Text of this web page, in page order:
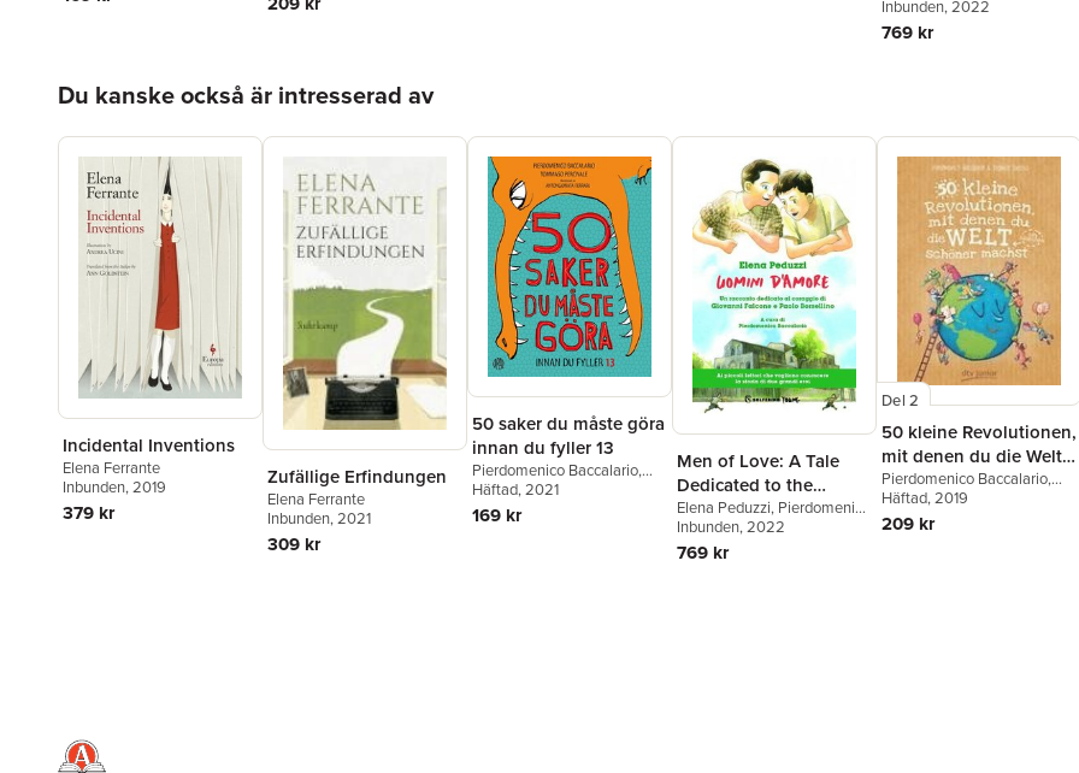
Falcone and Paolo
Borsellino (Italienska)
Baccalario
Inbunden, 2022
769 kr
Du kanske också är intresserad av
Incidental Inventions
Elena Ferrante
Inbunden, 2019
379 kr
Zufällige Erfindungen
Elena Ferrante
Inbunden, 2021
309 kr
50 saker du måste göra
innan du fyller 13
Pierdomenico Baccalario,
Tommaso Percivale
Häftad, 2021
169 kr
Men of Love: A Tale
Dedicated to the
Courage of Giovanni
Falcone and Paolo
Borsellino (Italienska)
Elena Peduzzi, Pierdomenico
Baccalario
Inbunden, 2022
769 kr
Del 2
50 kleine Revolutionen,
mit denen du die Welt
(ein bisschen) schöner
machst
Pierdomenico Baccalario,
Federico Taddia
Häftad, 2019
209 kr